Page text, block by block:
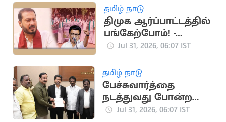
தமிழ் நாடு
திமுக ஆர்ப்பாட்டத்தில்
பங்கேற்போம்! -
தமிமுன் அன்சாரி
Jul 31, 2026, 06:07 IST
தமிழ் நாடு
பேச்சுவார்த்தை
நடத்துவது போன்ற
தவறை விஜய்
Jul 31, 2026, 06:07 IST